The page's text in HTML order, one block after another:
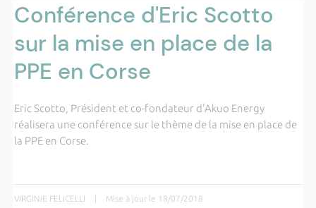
Conférence d'Eric Scotto
sur la mise en place de la
PPE en Corse
Eric Scotto, Président et co-fondateur d'Akuo Energy
réalisera une conférence sur le thème de la mise en place de
la PPE en Corse.
VIRGINIE FELICELLI | Mise à jour le 18/07/2018